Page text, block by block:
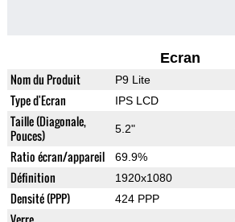
Ecran
Nom du Produit P9 Lite
Type d'Ecran IPS LCD
Taille (Diagonale,
Pouces)
5.2"
Ratio écran/appareil 69.9%
Définition 1920x1080
Densité (PPP) 424 PPP